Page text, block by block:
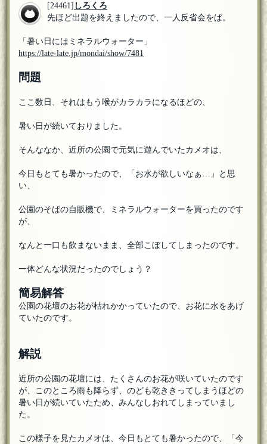
[24461] しろくろ
先ほど出題を終えましたので、一人反省会をば。
「暑い日にはミネラルウォーター」
https://late-late.jp/mondai/show/7481
問題
ここ数日、それはもう喉がカラカラになるほどの、
暑い日が続いておりました。
そんななか、近所の公園で元気に遊んでいたカメオは、
今日もとても暑かったので、「お水が欲しいなぁ…」と思
い、
公園のそばの自販機で、ミネラルウォーターを買ったのです
が、
なんと一口も飲まないまま、全部こぼしてしまったのです。
一体どんな状況だったのでしょう？
簡易解答
公園の花壇のお花が枯れかかっていたので、お花に水をあげ
ていたのです。
解説
近所の公園の花壇には、たくさんのお花が咲いていたのです
が、このところ雨も降らず、のども乾ききってしまうほどの
暑い日が続いていたため、みんなしおれてしまっていまし
た。
この様子を見たカメオは、今日もとても暑かったので、「今